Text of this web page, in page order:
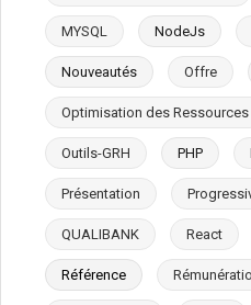
MYSQL NodeJs
Nouveautés Offre
Optimisation des Ressources
Outils-GRH PHP
Présentation
QUALIBANK React
Référence